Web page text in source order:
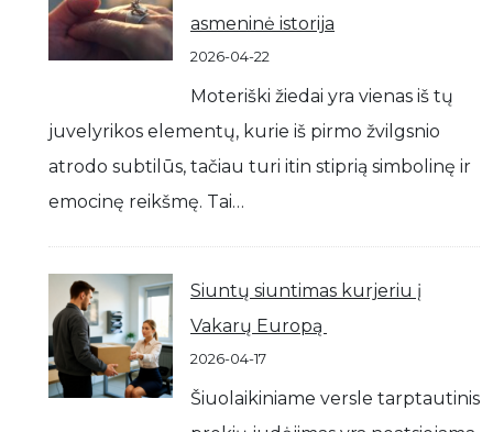
asmeninė istorija
2026-04-22
Moteriški žiedai yra vienas iš tų
juvelyrikos elementų, kurie iš pirmo žvilgsnio
atrodo subtilūs, tačiau turi itin stiprią simbolinę ir
emocinę reikšmę. Tai…
Siuntų siuntimas kurjeriu į
Vakarų Europą
2026-04-17
Šiuolaikiniame versle tarptautinis